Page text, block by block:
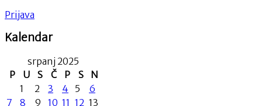
504,000
Prijava
Kalendar
srpanj 2025
P
U S Č P S
N
1
2 3 4 5
6
7
8 9 10 11 12 13